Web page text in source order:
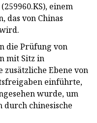
einem
das von Chinas
die Prüfung von
mit Sitz in
Ebene von
einführte,
wurde, um
chinesische